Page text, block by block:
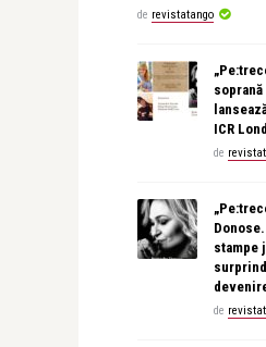
de revistatango
soprană
ICR
de
stampe
de